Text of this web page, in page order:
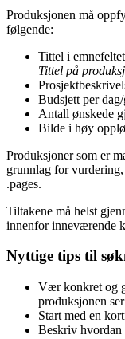
Produksjonen må
følgende:
Tittel i
Tittel på
Budsjett per
Antall ønskede
Bilde i høy
Produksjoner som er
grunnlag for
.pages.
Tiltakene må helst
innenfor inneværende
Nyttige tips til
Vær konkret og
produksjonen
Start med en
Beskriv hvordan